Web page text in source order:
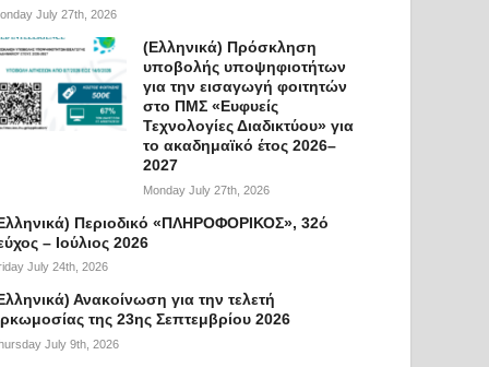
July 27th, 2026
(Ελληνικά) Πρόσκληση
υποβολής υποψηφιοτήτων
για την εισαγωγή φοιτητών
στο ΠΜΣ «Ευφυείς
Τεχνολογίες Διαδικτύου» για
το ακαδημαϊκό έτος 2026–
2027
Monday July 27th, 2026
Περιοδικό «ΠΛΗΡΟΦΟΡΙΚΟΣ», 32ό
– Ιούλιος 2026
July 24th, 2026
Ανακοίνωση για την τελετή
της 23ης Σεπτεμβρίου 2026
July 9th, 2026